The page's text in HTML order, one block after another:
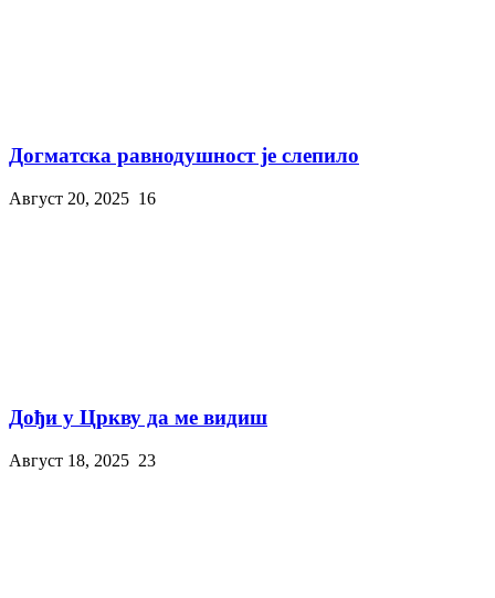
Догматска равнодушност је слепило
Август 20, 2025 16
Дођи у Цркву да ме видиш
Август 18, 2025 23